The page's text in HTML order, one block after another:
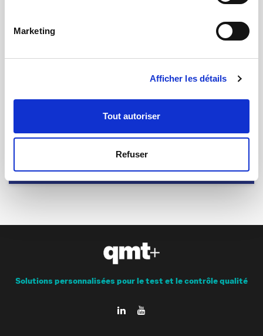
Marketing
Afficher les détails
Tout autoriser
Refuser
25 ans de Qualimatest
Solutions personnalisées pour le test et le contrôle qualité